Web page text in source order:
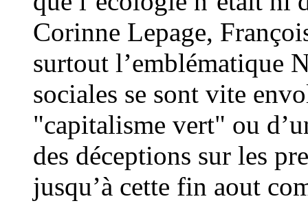
Corinne Lepage,
surtout l’emblématique
sociales se sont vite
"capitalisme vert" ou
des déceptions sur les
jusqu’à cette fin aout